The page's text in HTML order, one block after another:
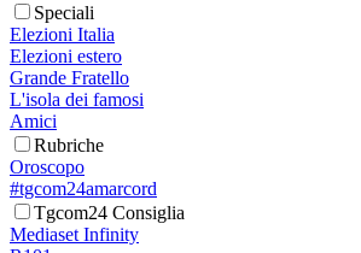
Speciali
Elezioni Italia
Elezioni estero
Grande Fratello
L'isola dei famosi
Amici
Rubriche
Oroscopo
#tgcom24amarcord
Tgcom24 Consiglia
Mediaset Infinity